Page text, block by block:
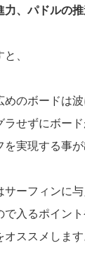
力、パドルの
、
めのボードは
せずにボード
実現する事が
サーフィンに
で入るポイン
ススメします